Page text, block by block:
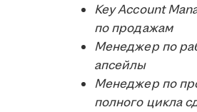
Key Account
по продажам
Менеджер по
апсейлы
Менеджер по
полного цикла